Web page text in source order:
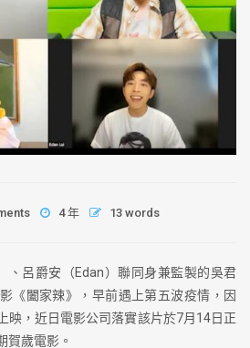
4 年 13 words
、呂爵安（Edan）聯同身兼監製的吳君
《闔家辣》，早前遇上第五波疫情，因
映，近日電影公司落實該片於7月14日正
賀歲電影。